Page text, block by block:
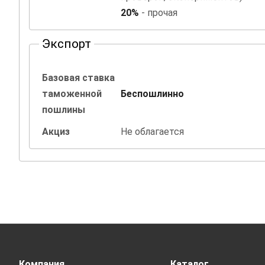
20% - прочая
Экспорт
Базовая ставка
таможенной
пошлины
Беспошлинно
Акциз Не облагается